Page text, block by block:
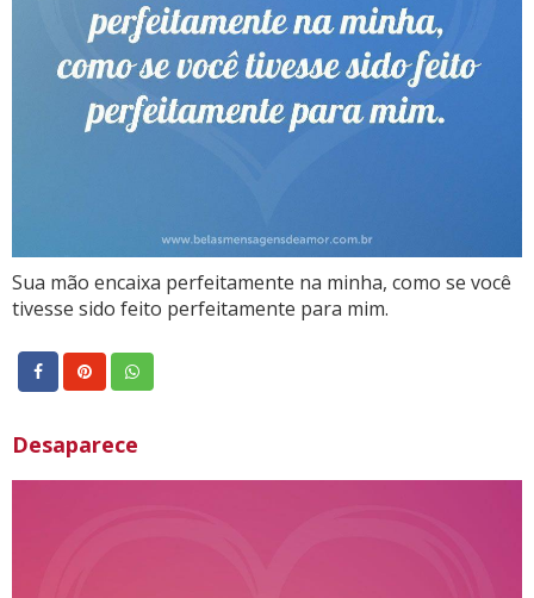
Sua mão encaixa perfeitamente na minha, como se você
tivesse sido feito perfeitamente para mim.
Desaparece